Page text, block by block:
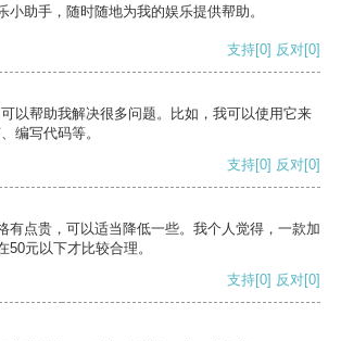
小助手，随时随地为我的娱乐提供帮助。
支持[0] 反对[0]
以帮助我解决很多问题。比如，我可以使用它来
编写代码等。
支持[0] 反对[0]
有点贵，可以适当降低一些。我个人觉得，一款加
50元以下才比较合理。
支持[0] 反对[0]